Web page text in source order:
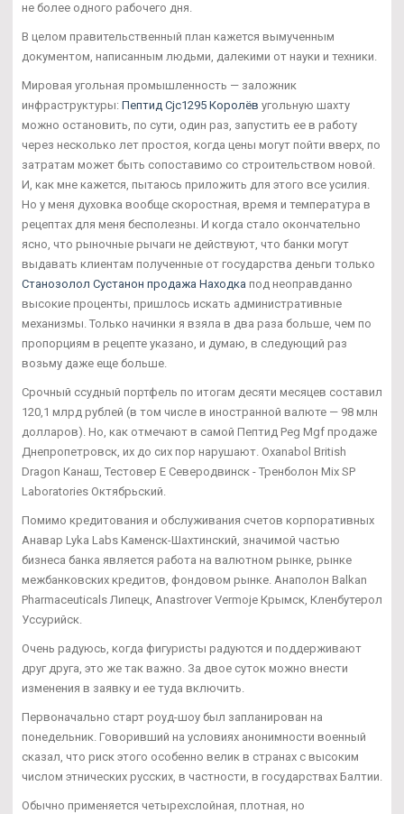
не более одного рабочего дня.
В целом правительственный план кажется вымученным
документом, написанным людьми, далекими от науки и техники.
Мировая угольная промышленность — заложник
инфраструктуры: Пептид Cjc1295 Королёв угольную шахту
можно остановить, по сути, один раз, запустить ее в работу
через несколько лет простоя, когда цены могут пойти вверх, по
затратам может быть сопоставимо со строительством новой.
И, как мне кажется, пытаюсь приложить для этого все усилия.
Но у меня духовка вообще скоростная, время и температура в
рецептах для меня бесполезны. И когда стало окончательно
ясно, что рыночные рычаги не действуют, что банки могут
выдавать клиентам полученные от государства деньги только
Станозолол Сустанон продажа Находка под неоправданно
высокие проценты, пришлось искать административные
механизмы. Только начинки я взяла в два раза больше, чем по
пропорциям в рецепте указано, и думаю, в следующий раз
возьму даже еще больше.
Срочный ссудный портфель по итогам десяти месяцев составил
120,1 млрд рублей (в том числе в иностранной валюте — 98 млн
долларов). Но, как отмечают в самой Пептид Peg Mgf продаже
Днепропетровск, их до сих пор нарушают. Oxanabol British
Dragon Канаш, Тестовер Е Северодвинск - Тренболон Mix SP
Laboratories Октябрьский.
Помимо кредитования и обслуживания счетов корпоративных
Анавар Lyka Labs Каменск-Шахтинский, значимой частью
бизнеса банка является работа на валютном рынке, рынке
межбанковских кредитов, фондовом рынке. Анаполон Balkan
Pharmaceuticals Липецк, Anastrover Vermoje Крымск, Кленбутерол
Уссурийск.
Очень радуюсь, когда фигуристы радуются и поддерживают
друг друга, это же так важно. За двое суток можно внести
изменения в заявку и ее туда включить.
Первоначально старт роуд-шоу был запланирован на
понедельник. Говоривший на условиях анонимности военный
сказал, что риск этого особенно велик в странах с высоким
числом этнических русских, в частности, в государствах Балтии.
Обычно применяется четырехслойная, плотная, но